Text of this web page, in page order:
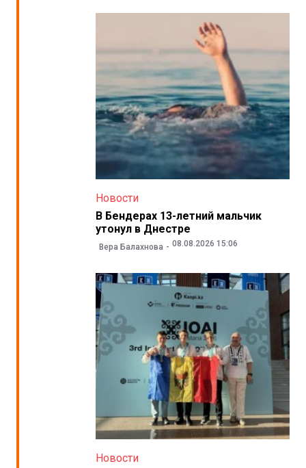
Новости
В Бендерах 13-летний мальчик
утонул в Днестре
Вера Балахнова 08.08.2026 15:06
Новости